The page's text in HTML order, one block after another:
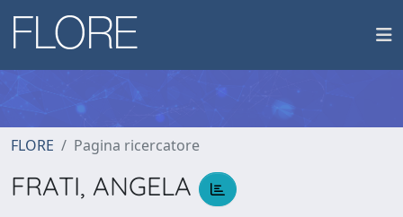
FLORE Pagina ricercatore
FRATI, ANGELA